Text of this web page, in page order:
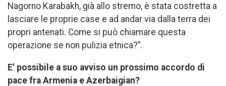
Nagorno Karabakh, già allo stremo, è stata costretta a
lasciare le proprie case e ad andar via dalla terra dei
propri antenati. Come si può chiamare questa
operazione se non pulizia etnica?”.
E’ possibile a suo avviso un prossimo accordo di
pace fra Armenia e Azerbaigian?